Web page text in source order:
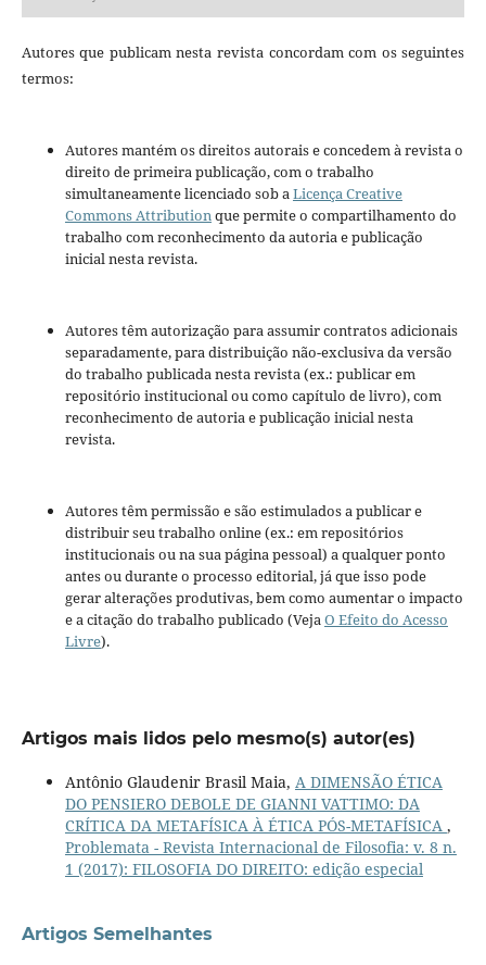
Autores que publicam nesta revista concordam com os seguintes
termos:
Autores mantém os direitos autorais e concedem à revista o
direito de primeira publicação, com o trabalho
simultaneamente licenciado sob aLicença Creative
Commons Attributionque permite o compartilhamento do
trabalho com reconhecimento da autoria e publicação
inicial nesta revista.
Autores têm autorização para assumir contratos adicionais
separadamente, para distribuição não-exclusiva da versão
do trabalho publicada nesta revista (ex.: publicar em
repositório institucional ou como capítulo de livro), com
reconhecimento de autoria e publicação inicial nesta
revista.
Autores têm permissão e são estimulados a publicar e
distribuir seu trabalho online (ex.: em repositórios
institucionais ou na sua página pessoal) a qualquer ponto
antes ou durante o processo editorial, já que isso pode
gerar alterações produtivas, bem como aumentar o impacto
e a citação do trabalho publicado (VejaO Efeito do Acesso
Livre).
Artigos mais lidos pelo mesmo(s) autor(es)
Antônio Glaudenir Brasil Maia, A DIMENSÃO ÉTICA
DO PENSIERO DEBOLE DE GIANNI VATTIMO: DA
CRÍTICA DA METAFÍSICA À ÉTICA PÓS-METAFÍSICA ,
Problemata - Revista Internacional de Filosofia: v. 8 n.
1 (2017): FILOSOFIA DO DIREITO: edição especial
Artigos Semelhantes